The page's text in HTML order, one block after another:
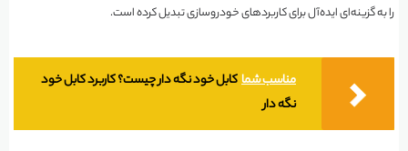
را به گزینه‌ای ایده‌آل برای کاربردهای خودروسازی تبدیل کرده است.
مناسب شماکابل خود نگه دار چیست؟ کاربرد کابل خود
نگه دار